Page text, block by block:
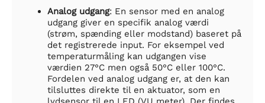
Analog udgang: En sensor med en analog
udgang giver en specifik analog værdi
(strøm, spænding eller modstand) baseret på
det registrerede input. For eksempel ved
temperaturmåling kan udgangen vise
værdien 27°C men også 50°C eller 100°C.
Fordelen ved analog udgang er, at den kan
tilsluttes direkte til en aktuator, som en